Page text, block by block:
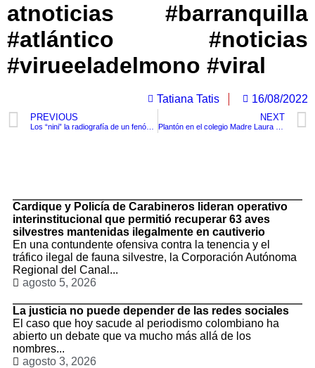
atnoticias #barranquilla
#atlántico #noticias
#virueeladelmono #viral
Tatiana Tatis 16/08/2022
PREVIOUS NEXT
Cardique y Policía de Carabineros lideran operativo
interinstitucional que permitió recuperar 63 aves
silvestres mantenidas ilegalmente en cautiverio
En una contundente ofensiva contra la tenencia y el
tráfico ilegal de fauna silvestre, la Corporación Autónoma
Regional del Canal...
agosto 5, 2026
La justicia no puede depender de las redes sociales
El caso que hoy sacude al periodismo colombiano ha
abierto un debate que va mucho más allá de los
nombres...
agosto 3, 2026